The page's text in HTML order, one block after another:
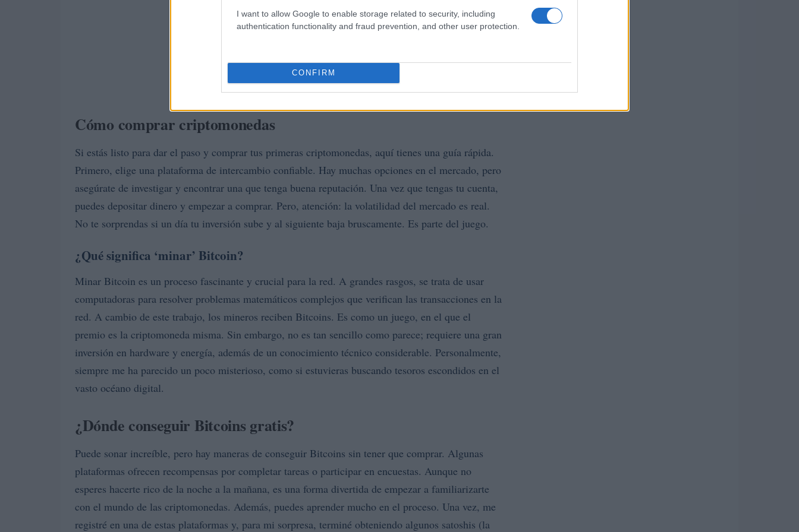
I want to allow Google to enable storage related to security, including
authentication functionality and fraud prevention, and other user protection.
CONFIRM
Cómo comprar criptomonedas
Si estás listo para dar el paso y comprar tus primeras criptomonedas, aquí tienes una guía rápida.
Primero, elige una plataforma de intercambio confiable. Hay muchas opciones en el mercado, pero
asegúrate de investigar y encontrar una que tenga buena reputación. Una vez que tengas tu cuenta,
puedes depositar dinero y empezar a comprar. Pero, atención: la volatilidad del mercado es real.
No te sorprendas si un día tu inversión sube y al siguiente baja bruscamente. Es parte del juego.
¿Qué significa ‘minar’ Bitcoin?
Minar Bitcoin es un proceso fascinante y crucial para la red. A grandes rasgos, se trata de usar
computadoras para resolver problemas matemáticos complejos que verifican las transacciones en la
red. A cambio de este trabajo, los mineros reciben Bitcoins. Es como un juego, en el que el
premio es la criptomoneda misma. Sin embargo, no es tan sencillo como parece; requiere una gran
inversión en hardware y energía, además de un conocimiento técnico considerable. Personalmente,
siempre me ha parecido un poco misterioso, como si estuvieras buscando tesoros escondidos en el
vasto océano digital.
¿Dónde conseguir Bitcoins gratis?
Puede sonar increíble, pero hay maneras de conseguir Bitcoins sin tener que comprar. Algunas
plataformas ofrecen recompensas por completar tareas o participar en encuestas. Aunque no
esperes hacerte rico de la noche a la mañana, es una forma divertida de empezar a familiarizarte
con el mundo de las criptomonedas. Además, puedes aprender mucho en el proceso. Una vez, me
registré en una de estas plataformas y, para mi sorpresa, terminé obteniendo algunos satoshis (la